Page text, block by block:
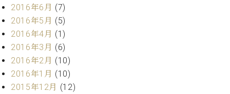
ジ
ョ
ン
C.BECHSTEIN
Digital(ベ
ヒ
シ
展示
情報
ーロ
ピア
ノ特
選中
古】
2016年6月 (7)
2016年5月 (5)
2016年4月 (1)
2016年3月 (6)
2016年2月 (10)
2016年1月 (10)
2015年12月 (12)